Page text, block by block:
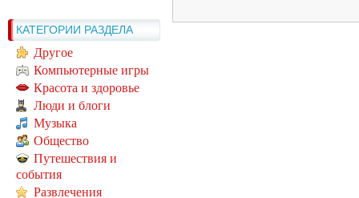
КАТЕГОРИИ РАЗДЕЛА
Другое
Компьютерные игры
Красота и здоровье
Люди и блоги
Музыка
Общество
Путешествия и
события
Развлечения